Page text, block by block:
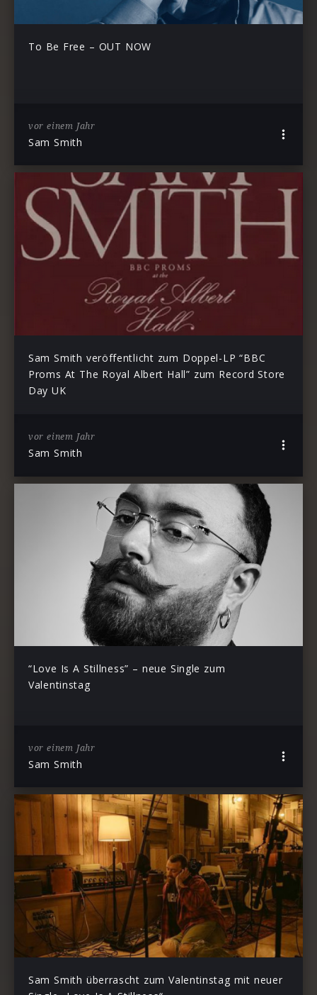
To Be Free – OUT NOW
vor einem Jahr
Sam Smith
Sam Smith veröffentlicht zum Doppel-LP “BBC
Proms At The Royal Albert Hall” zum Record Store
Day UK
vor einem Jahr
Sam Smith
“Love Is A Stillness” – neue Single zum
Valentinstag
vor einem Jahr
Sam Smith
Sam Smith überrascht zum Valentinstag mit neuer